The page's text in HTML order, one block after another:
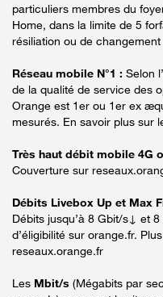
particuliers membres du
Home, dans la limite de 5
résiliation ou de changement
Réseau mobile N°1 : Selon
de la qualité de service des
Orange est 1er ou 1er ex
mesurés. En savoir plus sur
Très haut débit mobile 4G
Couverture sur
Débits Livebox Up et Max
Débits jusqu’à 8 Gbit/s↓ et
d’éligibilité sur orange.fr.
reseaux.orange.fr
Les Mbit/s (Mégabits par